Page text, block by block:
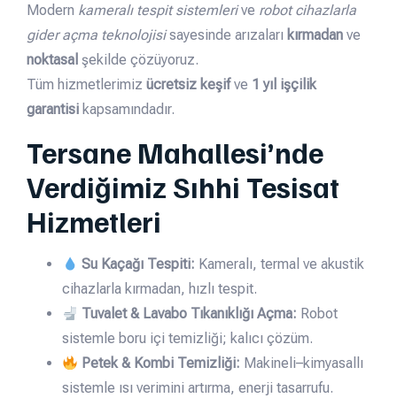
Modern kameralı tespit sistemlerive robot cihazlarla
gider açma teknolojisisayesinde arızaları kırmadan ve
noktasal şekilde çözüyoruz.
Tüm hizmetlerimiz ücretsiz keşifve 1 yıl işçilik
garantisi kapsamındadır.
Tersane Mahallesi’nde
Verdiğimiz Sıhhi Tesisat
Hizmetleri
Su Kaçağı Tespiti: Kameralı, termal ve akustik
cihazlarla kırmadan, hızlı tespit.
Tuvalet & Lavabo Tıkanıklığı Açma: Robot
sistemle boru içi temizliği; kalıcı çözüm.
Petek & Kombi Temizliği: Makineli–kimyasallı
sistemle ısı verimini artırma, enerji tasarrufu.